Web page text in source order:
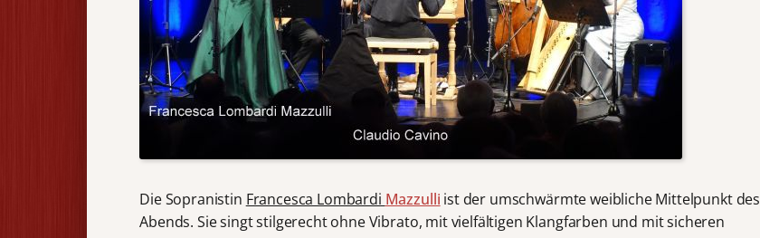
Die Sopranistin Francesca Lombardi Mazzulli ist der umschwärmte weibliche Mittelpunkt des
Abends. Sie singt stilgerecht ohne Vibrato, mit vielfältigen Klangfarben und mit sicheren